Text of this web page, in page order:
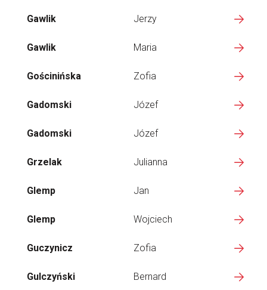
Gawlik Jerzy
Gawlik Maria
Gościnińska Zofia
Gadomski Józef
Gadomski Józef
Grzelak Julianna
Glemp Jan
Glemp Wojciech
Guczynicz Zofia
Gulczyński Bernard